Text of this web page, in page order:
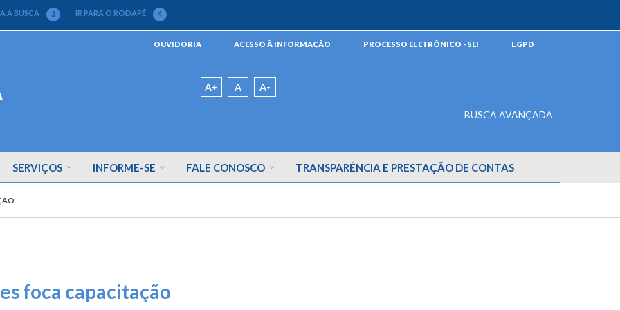
A BUSCA 3 IR PARA O RODAPÉ 4
OUVIDORIA ACESSO À INFORMAÇÃO PROCESSO ELETRÔNICO - SEI LGPD
A+ A A-
BUSCA AVANÇADA
SERVIÇOS INFORME-SE FALE CONOSCO TRANSPARÊNCIA E PRESTAÇÃO DE CONTAS
foca capacitação